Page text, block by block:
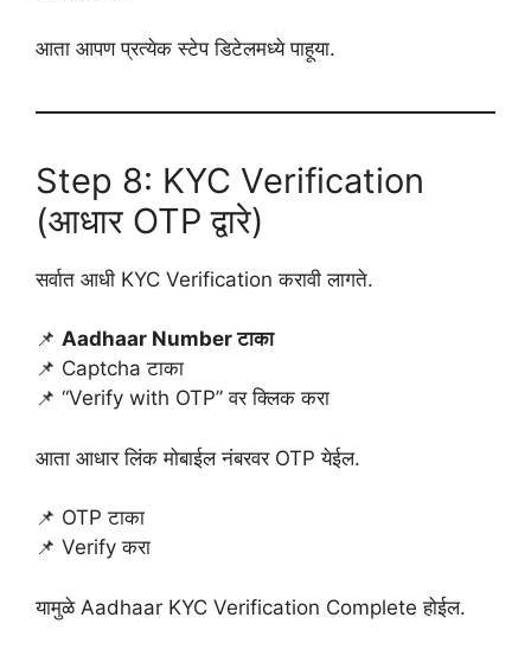
आता आपण प्रत्येक स्टेप डिटेलमध्ये पाहूया.
Step 8: KYC Verification
(आधार OTP द्वारे)
सर्वात आधी KYC Verification करावी लागते.
📌 Aadhaar Number टाका
📌 Captcha टाका
📌 “Verify with OTP” वर क्लिक करा
आता आधार लिंक मोबाईल नंबरवर OTP येईल.
📌 OTP टाका
📌 Verify करा
यामुळे Aadhaar KYC Verification Complete होईल.